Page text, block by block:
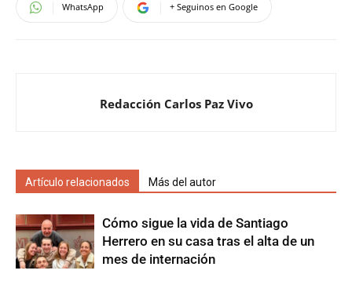
WhatsApp + Seguinos en Google
Redacción Carlos Paz Vivo
Artículo relacionados Más del autor
Cómo sigue la vida de Santiago
Herrero en su casa tras el alta de un
mes de internación